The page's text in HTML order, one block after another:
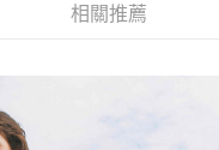
相關推薦